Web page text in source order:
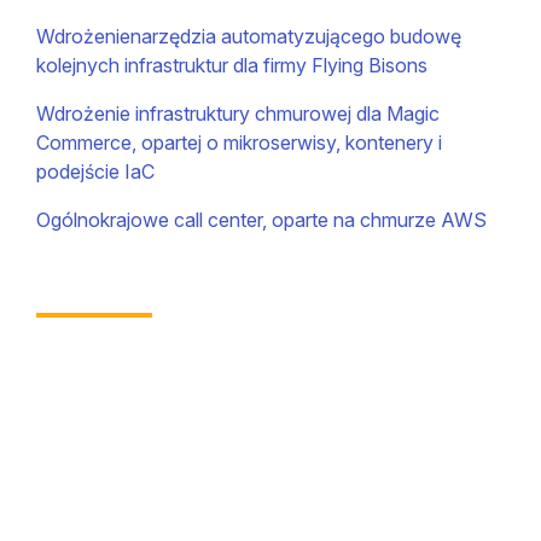
Wdrożenienarzędzia automatyzującego budowę
kolejnych infrastruktur dla firmy Flying Bisons
Wdrożenie infrastruktury chmurowej dla Magic
Commerce, opartej o mikroserwisy, kontenery i
podejście IaC
Ogólnokrajowe call center, oparte na chmurze AWS